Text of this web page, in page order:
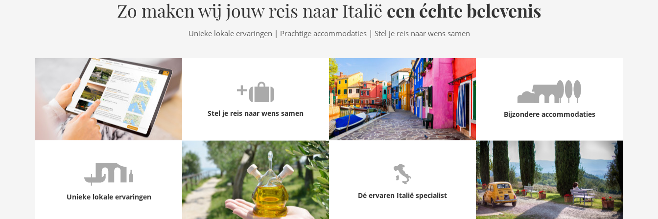
Zo maken wij jouw reis naar Italië een échte belevenis
Unieke lokale ervaringen | Prachtige accommodaties | Stel je reis naar wens samen
Stel je reis naar wens samen Bijzondere accommodaties
Unieke lokale ervaringen Dé ervaren Italië specialist